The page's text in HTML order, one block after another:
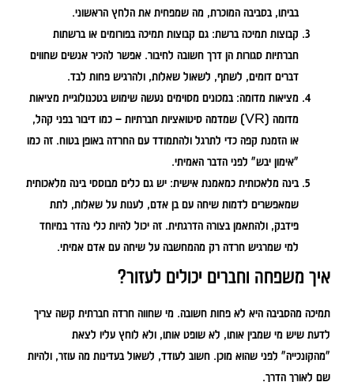
בביתו, בסביבה המוכרת, מה שמפחית את הלחץ הראשוני.
קבוצות תמיכה ברשת: גם קבוצות תמיכה בפורומים או ברשתות
חברתיות סגורות הן דרך חשובה לחיבור. אפשר להכיר אנשים שחווים
דברים דומים, לשתף, לשאול שאלות, ולהרגיש פחות לבד.
מציאות מדומה: במכונים מסוימים נעשה שימוש בטכנולוגיית מציאות
מדומה (VR) שמדמה סיטואציות חברתיות – כמו דיבור בפני קהל,
או הזמנת קפה כדי לתרגל ולהתמודד עם החרדה באופן בטוח. זה כמו
"אימון יבש" לפני הדבר האמיתי.
בינה מלאכותית כמאמנת אישית: יש גם כלים מבוססי בינה מלאכותית
שמאפשרים לדמות שיחה עם בן אדם, לענות על שאלות, לתת
פידבק, ולהתאמן בצורה הדרגתית. זה יכול להיות כלי נהדר במיוחד
למי שמרגיש חרדה רק מהמחשבה על שיחה עם אדם אמיתי.
איך משפחה וחברים יכולים לעזור?
תמיכה מהסביבה היא לא פחות חשובה. מי שחווה חרדה חברתית קשה צריך
לדעת שיש מי שמבין אותו, לא שופט אותו, ולא לוחץ עליו לצאת
"מהקונכייה" לפני שהוא מוכן. חשוב לעודד, לשאול בעדינות מה עוזר, ולהיות
שם לאורך הדרך.